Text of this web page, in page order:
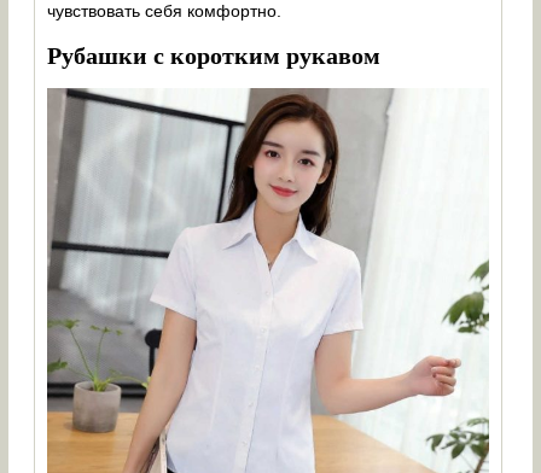
чувствовать себя комфортно.
Рубашки с коротким рукавом